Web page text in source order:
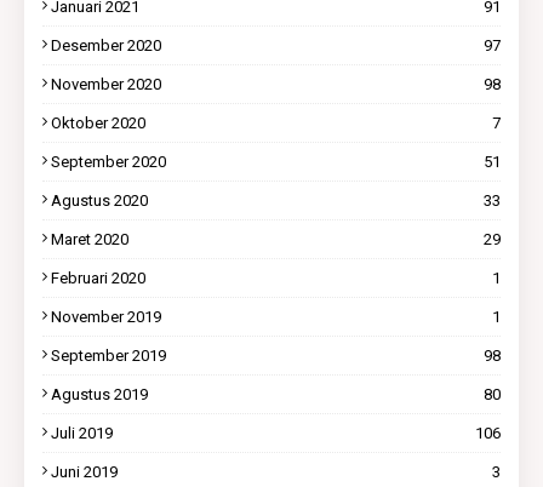
Januari 2021 91
Desember 2020 97
November 2020 98
Oktober 2020 7
September 2020 51
Agustus 2020 33
Maret 2020 29
Februari 2020 1
November 2019 1
September 2019 98
Agustus 2019 80
Juli 2019 106
Juni 2019 3